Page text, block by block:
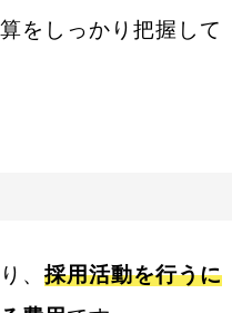
をしっかり把握して
、採用活動を行うに